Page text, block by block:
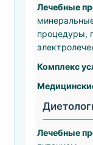
Лечебные
процедуры,
Комплекс
Лечебные